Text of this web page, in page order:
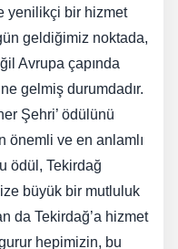
yenilikçi bir hizmet
geldiğimiz noktada,
Avrupa çapında
gelmiş durumdadır.
Şehri’ ödülünü
önemli ve en anlamlı
ödül, Tekirdağ
büyük bir mutluluk
da Tekirdağ’a hizmet
hepimizin, bu